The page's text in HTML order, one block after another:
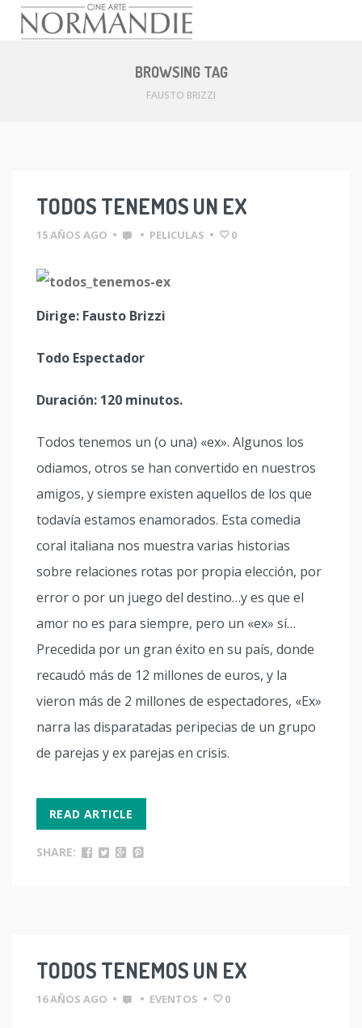
BROWSING TAG
FAUSTO BRIZZI
TODOS TENEMOS UN EX
15 AÑOS AGO • • PELICULAS • 0
Dirige: Fausto Brizzi
Todo Espectador
Duración: 120 minutos.
Todos tenemos un (o una) «ex». Algunos los
odiamos, otros se han convertido en nuestros
amigos, y siempre existen aquellos de los que
todavía estamos enamorados. Esta comedia
coral italiana nos muestra varias historias
sobre relaciones rotas por propia elección, por
error o por un juego del destino…y es que el
amor no es para siempre, pero un «ex» sí…
Precedida por un gran éxito en su país, donde
recaudó más de 12 millones de euros, y la
vieron más de 2 millones de espectadores, «Ex»
narra las disparatadas peripecias de un grupo
de parejas y ex parejas en crisis.
READ ARTICLE
SHARE:
TODOS TENEMOS UN EX
16 AÑOS AGO • • EVENTOS • 0